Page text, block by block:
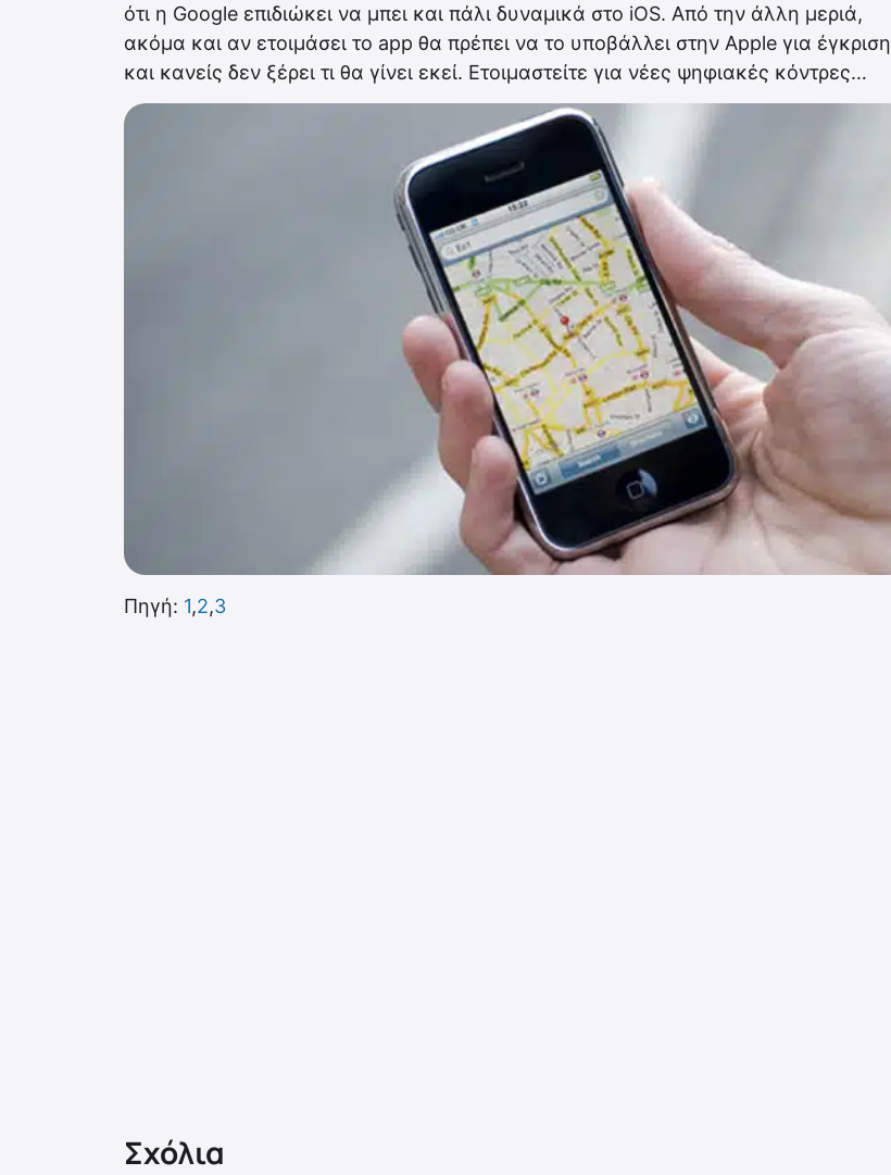
ότι η Google επιδιώκει να μπει και πάλι δυναμικά στο iOS. Από την άλλη μεριά,
ακόμα και αν ετοιμάσει το app θα πρέπει να το υποβάλλει στην Apple για έγκριση
και κανείς δεν ξέρει τι θα γίνει εκεί. Ετοιμαστείτε για νέες ψηφιακές κόντρες…
Πηγή: 1,2,3
Σχόλια